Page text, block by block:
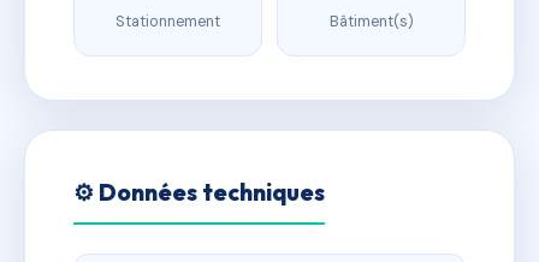
Stationnement Bâtiment(s)
⚙️ Données techniques